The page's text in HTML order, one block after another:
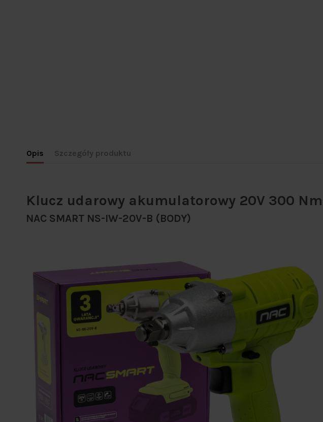
Opis Szczegóły produktu
Klucz udarowy akumulatorowy 20V 300 Nm
NAC SMART NS-IW-20V-B (BODY)